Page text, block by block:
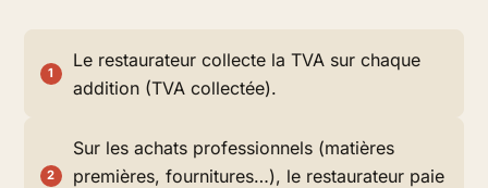
Le restaurateur collecte la TVA sur chaque
addition (TVA collectée).
Sur les achats professionnels (matières
premières, fournitures…), le restaurateur paie